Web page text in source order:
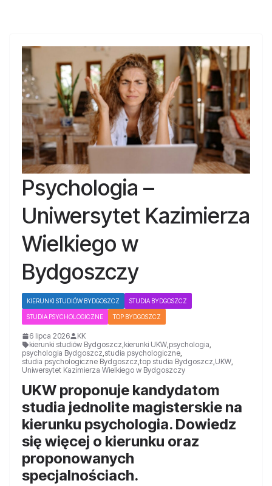
Psychologia –
Uniwersytet Kazimierza
Wielkiego w
Bydgoszczy
KIERUNKI STUDIÓW BYDGOSZCZ STUDIA BYDGOSZCZ
STUDIA PSYCHOLOGICZNE TOP BYDGOSZCZ
6 lipca 2026
KK
kierunki studiów Bydgoszcz,kierunki UKW,psychologia,
psychologia Bydgoszcz,studia psychologiczne,
studia psychologiczne Bydgoszcz,top studia Bydgoszcz,UKW,
Uniwersytet Kazimierza Wielkiego w Bydgoszczy
UKW proponuje kandydatom
studia jednolite magisterskie na
kierunku psychologia. Dowiedz
się więcej o kierunku oraz
proponowanych
specjalnościach.